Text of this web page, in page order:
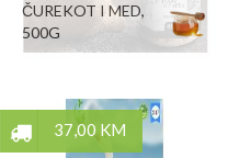
ČUREKOT I MED,
500G
37,00 KM